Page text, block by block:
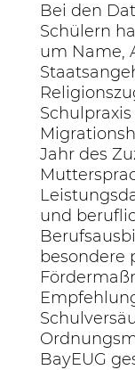
Bei den
Schülern
um Name,
Jahr des
und
besondere
BayEUG